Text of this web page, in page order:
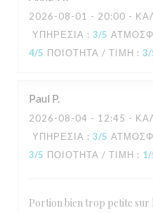
2026-08-01 - 20:00 -
ΥΠΗΡΕΣΊΑ : 3/5
4/5 ΠΟΙΌΤΗΤΑ / ΤΙΜΉ : 3/
Paul P
2026-08-04 - 12:45 -
ΥΠΗΡΕΣΊΑ : 3/5
3/5 ΠΟΙΌΤΗΤΑ / ΤΙΜΉ : 1/
Portion bien trop petite sur